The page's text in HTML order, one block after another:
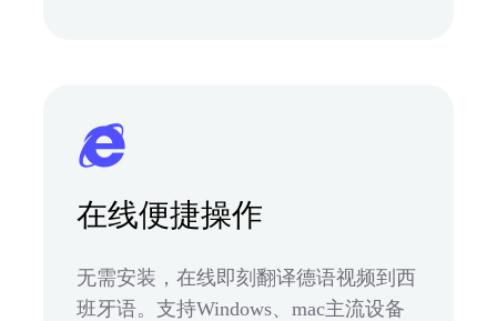
在线便捷操作
无需安装，在线即刻翻译德语视频到西
班牙语。支持Windows、mac主流设备